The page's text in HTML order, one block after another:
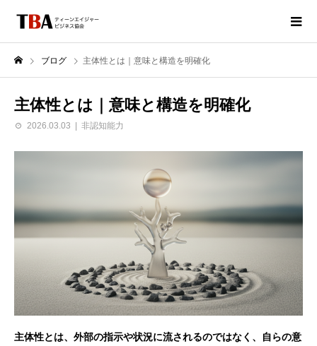
ブログ 主体性とは｜意味と構造を明確化
主体性とは｜意味と構造を明確化
2026.03.03 非認知能力
主体性とは、外部の指示や状況に流されるのではなく、自らの意